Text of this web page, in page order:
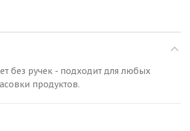
без ручек - подходит для любых
продуктов.